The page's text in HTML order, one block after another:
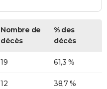
Nombre de
décès
% des
décès
19 61,3 %
12 38,7 %